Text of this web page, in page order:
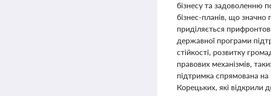
бізнесу та задоволенню
бізнес-планів, що
приділяється
державної програми
стійкості, розвитку
правових механізмів,
підтримка спрямована
Корецьких, які відкрили